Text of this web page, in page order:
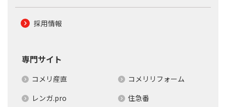
採用情報
専門サイト
コメリ産直
コメリリフォーム
レンガ.pro
住急番